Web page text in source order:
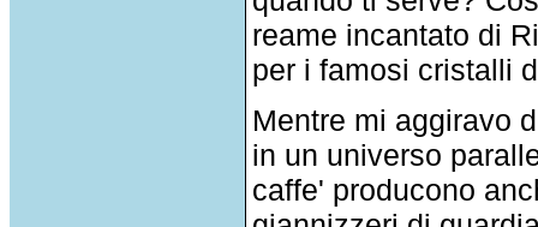
reame incantato di
per i famosi cristalli
Mentre mi aggiravo
in un universo
caffe' producono